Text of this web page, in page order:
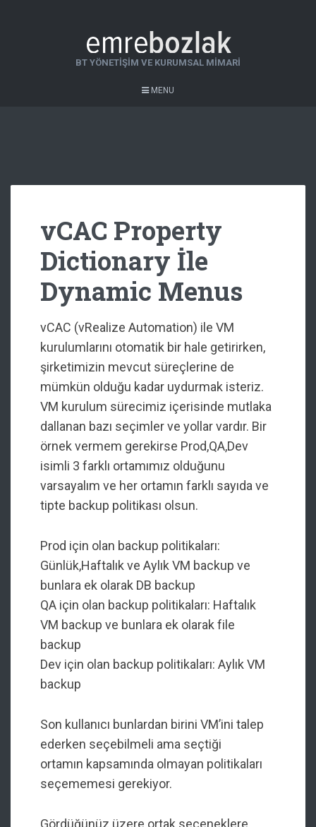
BT YÖNETIŞIM VE KURUMSAL MIMARI
MENU
vCAC Property
Dictionary İle
Dynamic Menus
vCAC (vRealize Automation) ile VM
kurulumlarını otomatik bir hale getirirken,
şirketimizin mevcut süreçlerine de
mümkün olduğu kadar uydurmak isteriz.
VM kurulum sürecimiz içerisinde mutlaka
dallanan bazı seçimler ve yollar vardır. Bir
örnek vermem gerekirse Prod,QA,Dev
isimli 3 farklı ortamımız olduğunu
varsayalım ve her ortamın farklı sayıda ve
tipte backup politikası olsun.
Prod için olan backup politikaları:
Günlük,Haftalık ve Aylık VM backup ve
bunlara ek olarak DB backup
QA için olan backup politikaları: Haftalık
VM backup ve bunlara ek olarak file
backup
Dev için olan backup politikaları: Aylık VM
backup
Son kullanıcı bunlardan birini VM’ini talep
ederken seçebilmeli ama seçtiği
ortamın kapsamında olmayan politikaları
seçememesi gerekiyor.
Gördüğünüz üzere ortak seçeneklere